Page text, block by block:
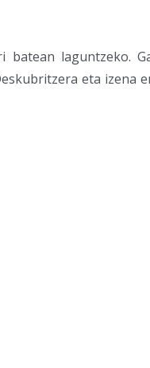
batean laguntzeko.
eta izena